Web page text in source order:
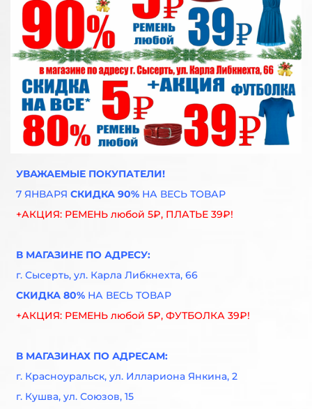
УВАЖАЕМЫЕ ПОКУПАТЕЛИ!
7 ЯНВАРЯ СКИДКА 90% НА ВЕСЬ ТОВАР
+АКЦИЯ: РЕМЕНЬ любой 5₽, ПЛАТЬЕ 39₽!
В МАГАЗИНЕ ПО АДРЕСУ:
г. Сысерть, ул. Карла Либкнехта, 66
СКИДКА 80% НА ВЕСЬ ТОВАР
+АКЦИЯ: РЕМЕНЬ любой 5₽, ФУТБОЛКА 39₽!
В МАГАЗИНАХ ПО АДРЕСАМ:
г. Красноуральск, ул. Иллариона Янкина, 2
г. Кушва, ул. Союзов, 15